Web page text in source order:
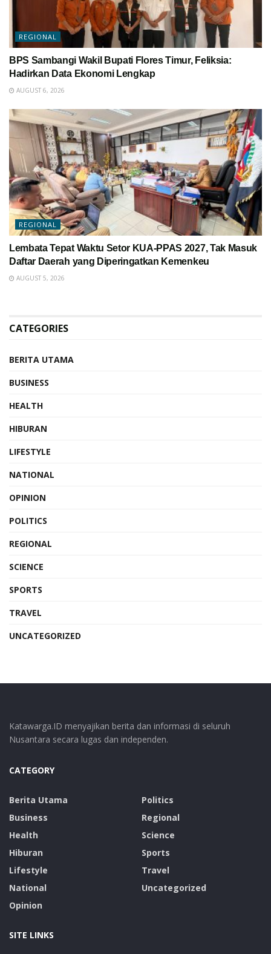
REGIONAL
BPS Sambangi Wakil Bupati Flores Timur, Feliksia:
Hadirkan Data Ekonomi Lengkap
AUGUST 6, 2026
REGIONAL
Lembata Tepat Waktu Setor KUA-PPAS 2027, Tak Masuk
Daftar Daerah yang Diperingatkan Kemenkeu
AUGUST 5, 2026
CATEGORIES
BERITA UTAMA
BUSINESS
HEALTH
HIBURAN
LIFESTYLE
NATIONAL
OPINION
POLITICS
REGIONAL
SCIENCE
SPORTS
TRAVEL
UNCATEGORIZED
Katawarga.ID menyajikan berita dan informasi di seluruh
Nusantara secara lugas dan independen.
CATEGORY
Berita Utama
Business
Health
Hiburan
Lifestyle
National
Opinion
Politics
Regional
Science
Sports
Travel
Uncategorized
SITE LINKS